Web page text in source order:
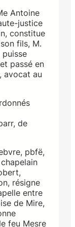
Antoine
justice
constitue
fils, M.
puisse
passé en
avocat au
de
pbfë,
résigne
entre
de Mire,
feu Mesre